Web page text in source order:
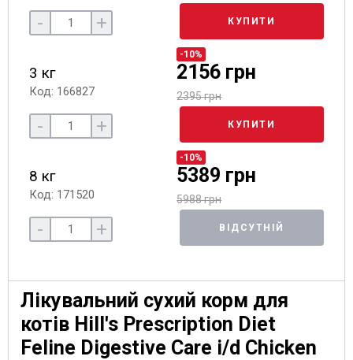
- + КУПИТИ
3 кг
Код: 166827
-10%
2156 грн
2395 грн
- + КУПИТИ
8 кг
Код: 171520
-10%
5389 грн
5988 грн
- + ВІДСУТНІЙ
Лікувальний сухий корм для
котів Hill's Prescription Diet
Feline Digestive Care i/d Chicken